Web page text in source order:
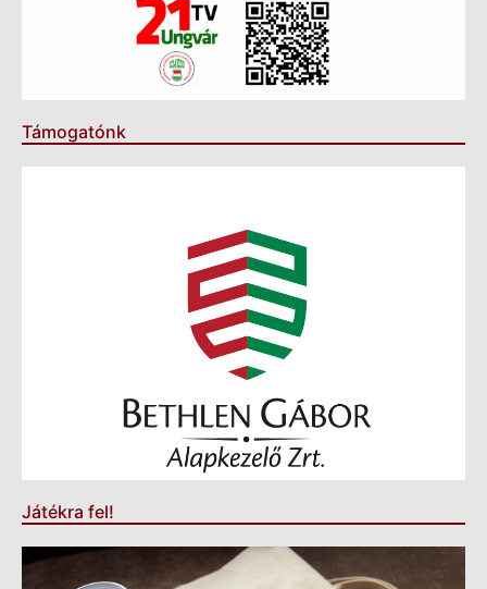
Támogatónk
Játékra fel!